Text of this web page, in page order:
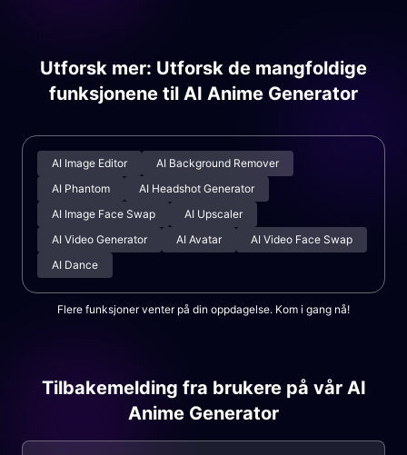
Utforsk mer: Utforsk de mangfoldige
funksjonene til AI Anime Generator
AI Image Editor
AI Background Remover
AI Phantom
AI Headshot Generator
AI Image Face Swap
AI Upscaler
AI Video Generator
AI Avatar
AI Video Face Swap
AI Dance
Flere funksjoner venter på din oppdagelse. Kom i gang nå!
Tilbakemelding fra brukere på vår AI
Anime Generator